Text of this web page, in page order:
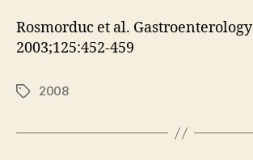
Rosmorduc et al. Gastroenterology
2003;125:452-459
Étiquettes
2008